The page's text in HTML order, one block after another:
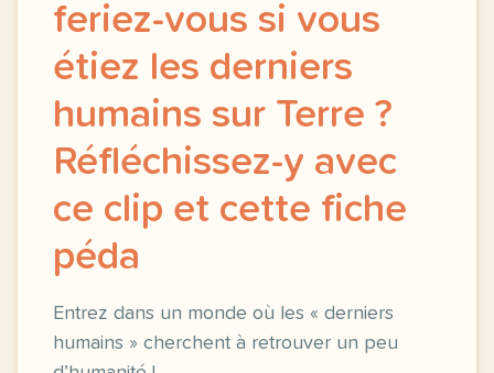
feriez-vous si vous
étiez les derniers
humains sur Terre ?
Réfléchissez-y avec
ce clip et cette fiche
péda
Entrez dans un monde où les « derniers
humains » cherchent à retrouver un peu